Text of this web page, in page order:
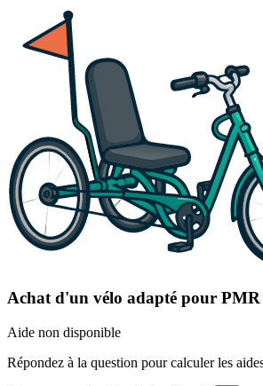
Achat d'un vélo adapté pour PMR
Aide non disponible
Répondez à la question pour calculer les